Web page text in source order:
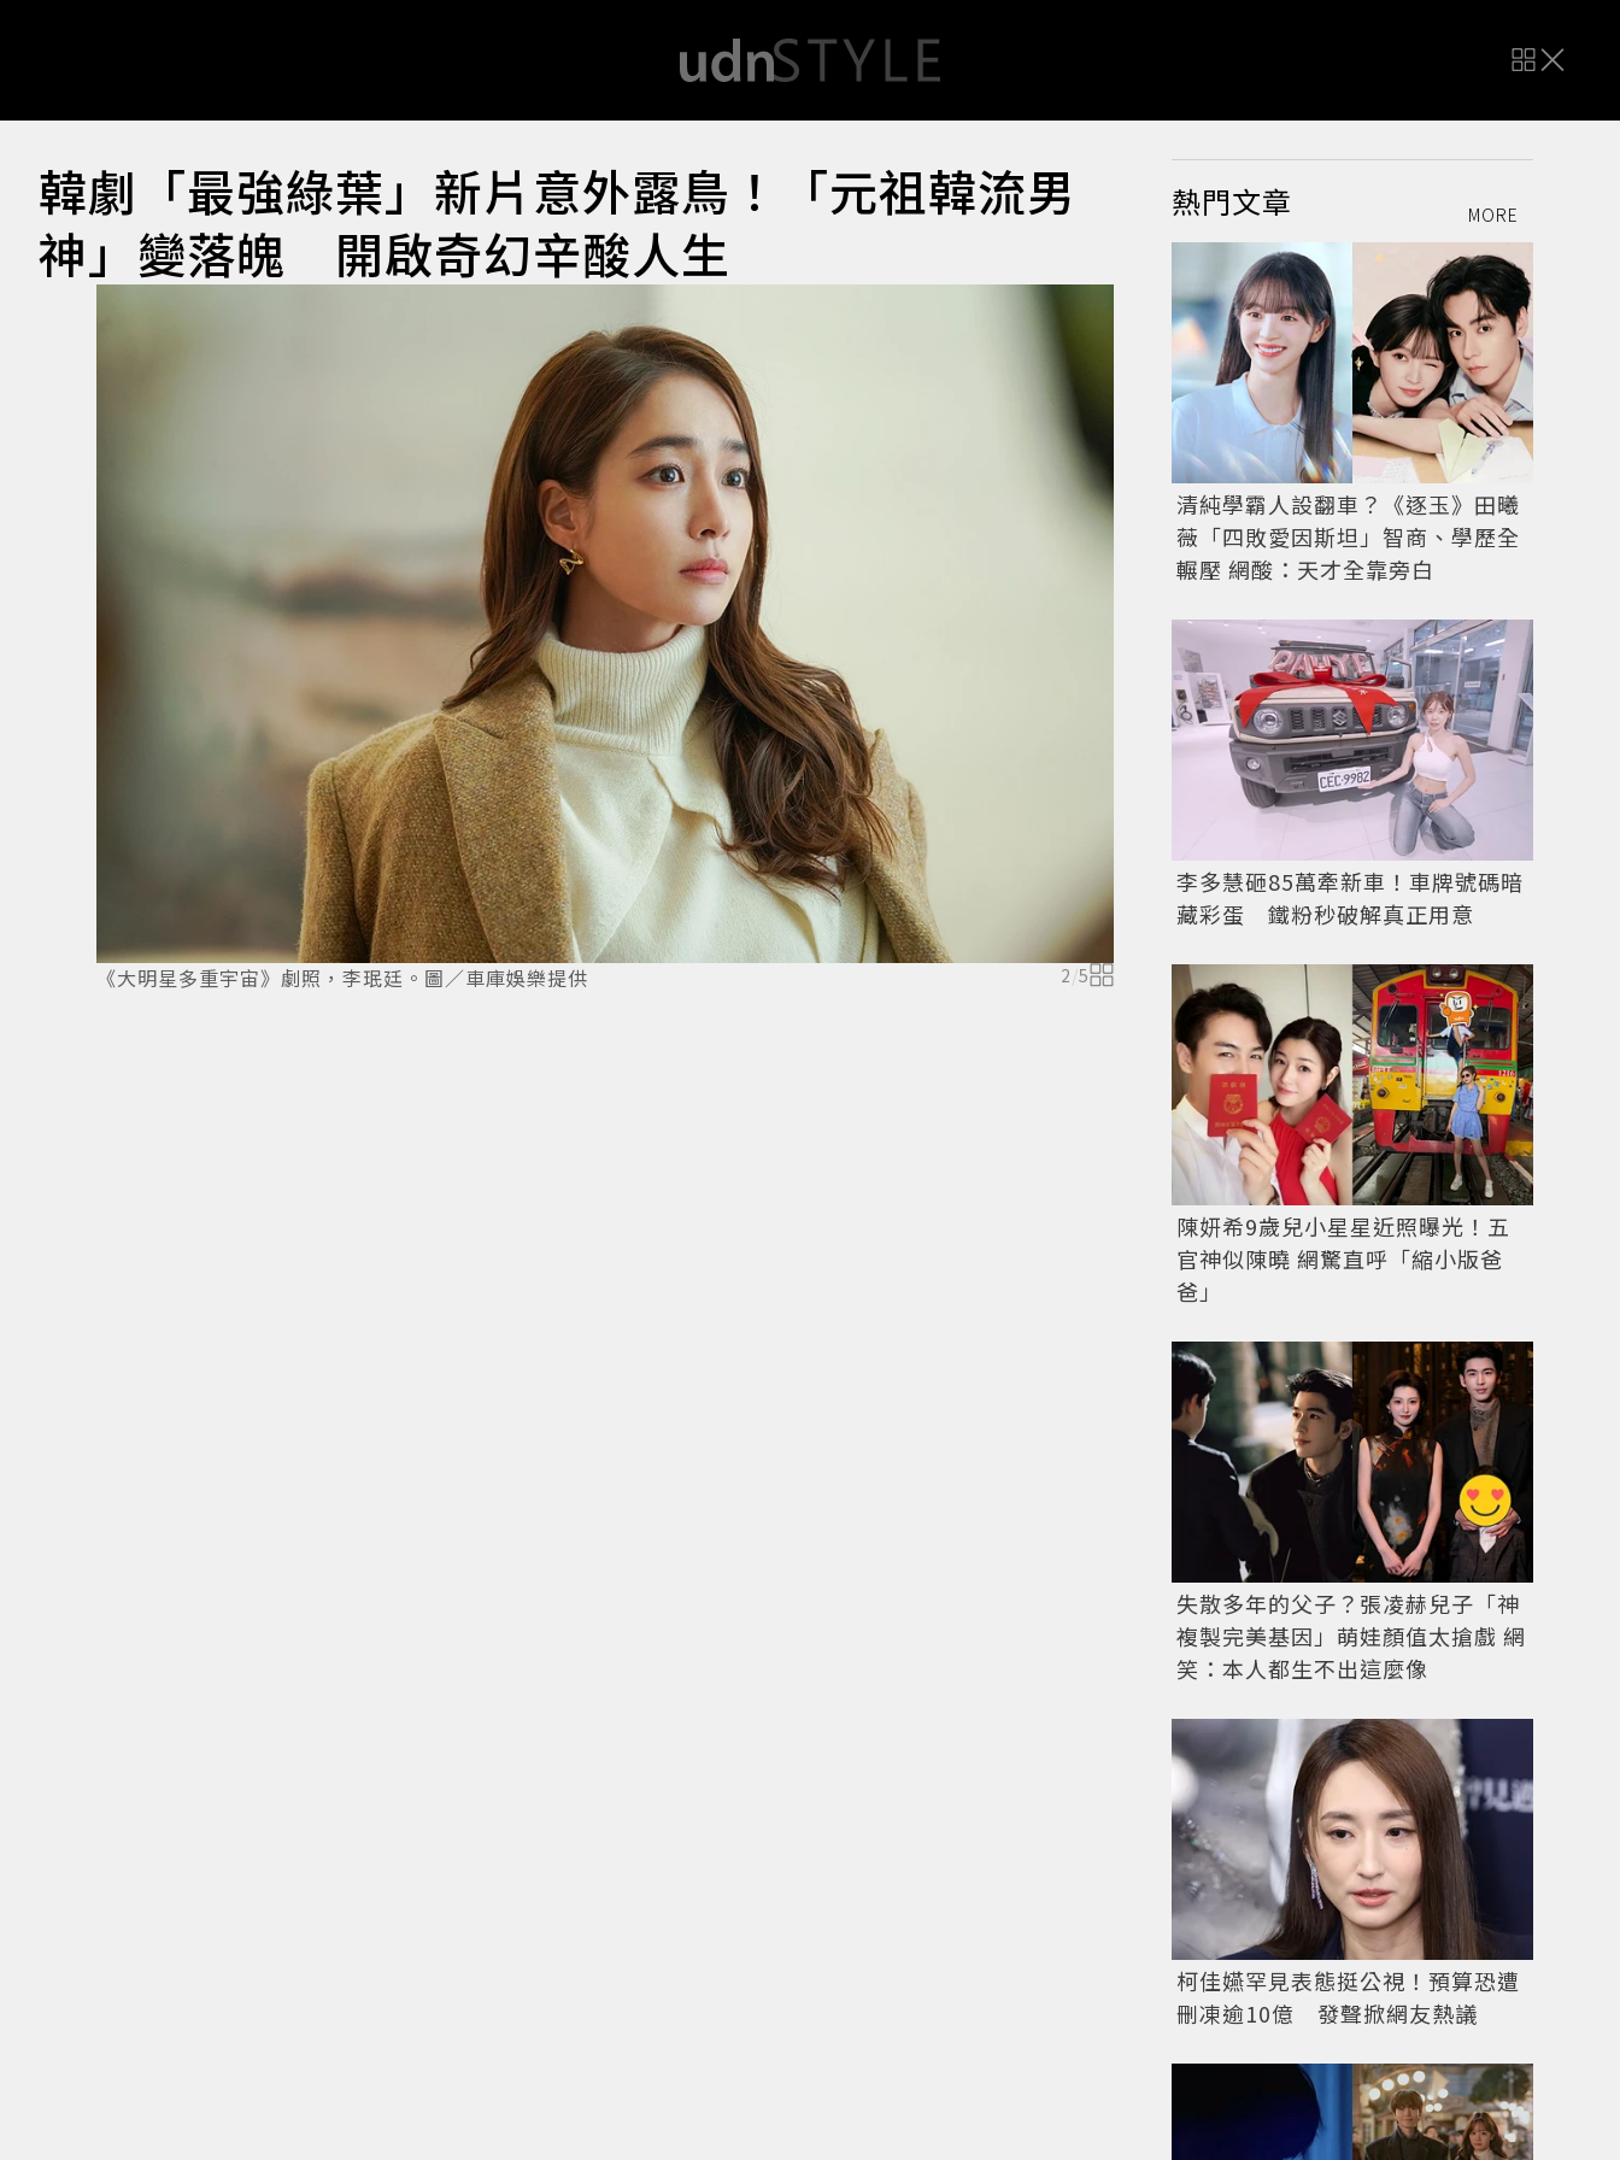
韓劇「最強綠葉」新片意外露鳥！「元祖韓流男
神」變落魄 開啟奇幻辛酸人生
《大明星多重宇宙》劇照，李珉廷。圖／車庫娛樂提供 2 /5
《大明星多重宇宙》劇照，權相佑（左）、吳正世。圖
熱門文章 MORE
清純學霸人設翻車？《逐玉》田曦
薇「四敗愛因斯坦」智商、學歷全
輾壓 網酸：天才全靠旁白
李多慧砸85萬牽新車！車牌號碼暗
藏彩蛋 鐵粉秒破解真正用意
陳妍希9歲兒小星星近照曝光！五
官神似陳曉 網驚直呼「縮小版爸
爸」
失散多年的父子？張凌赫兒子「神
複製完美基因」萌娃顏值太搶戲 網
笑：本人都生不出這麼像
柯佳嬿罕見表態挺公視！預算恐遭
刪凍逾10億 發聲掀網友熱議